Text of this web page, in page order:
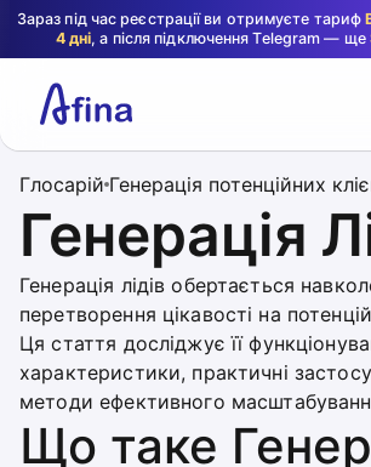
Зараз під час реєстрації ви отримуєте тариф
4 дні, а після підключення Telegram — ще
Глосарій Генерація потенційних
Генерація
Генерація лідів обертається
перетворення цікавості на
Ця стаття досліджує її
характеристики, практичні
методи ефективного
Що таке